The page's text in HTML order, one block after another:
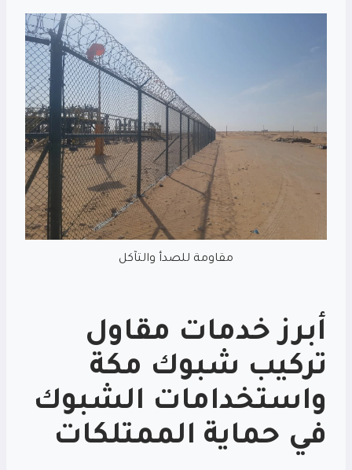
مقاومة للصدأ والتآكل
أبرز خدمات مقاول
تركيب شبوك مكة
واستخدامات الشبوك
في حماية الممتلكات